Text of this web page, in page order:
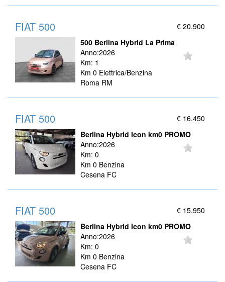
€ 20.900
FIAT 500
500 Berlina Hybrid La Prima
Anno:2026
Km: 1
Km 0 Elettrica/Benzina
Roma RM
€ 16.450
FIAT 500
Berlina Hybrid Icon km0 PROMO
Anno:2026
Km: 0
Km 0 Benzina
Cesena FC
€ 15.950
FIAT 500
Berlina Hybrid Icon km0 PROMO
Anno:2026
Km: 0
Km 0 Benzina
Cesena FC